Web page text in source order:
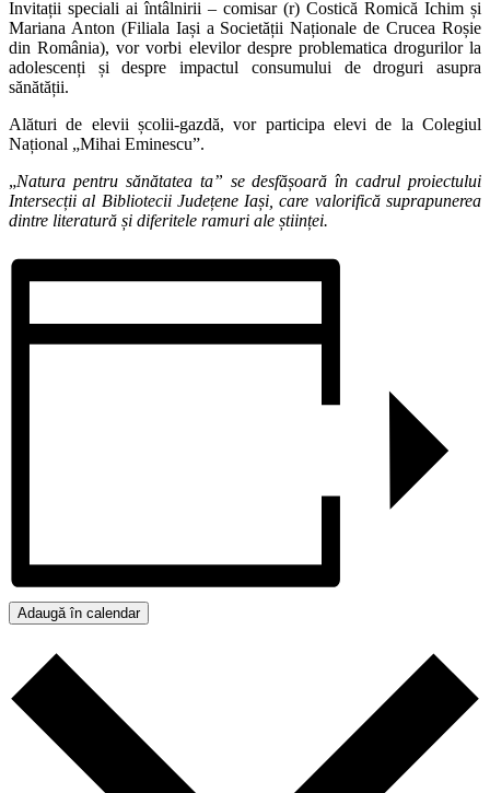
Invitații speciali ai întâlnirii – comisar (r) Costică Romică Ichim și
Mariana Anton (Filiala Iași a Societății Naționale de Crucea Roșie
din România), vor vorbi elevilor despre problematica drogurilor la
adolescenți și despre impactul consumului de droguri asupra
sănătății.
Alături de elevii școlii-gazdă, vor participa elevi de la Colegiul
Național „Mihai Eminescu”.
„Natura pentru sănătatea ta” se desfășoară în cadrul proiectului
Intersecții al Bibliotecii Județene Iași, care valorifică suprapunerea
dintre literatură și diferitele ramuri ale științei.
Adaugă în calendar